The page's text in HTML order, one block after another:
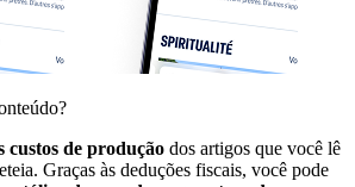
custos de produção dos artigos que você lê
Graças às deduções fiscais, você pode